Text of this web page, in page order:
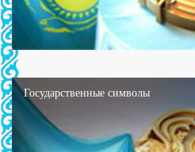
Государственные символы